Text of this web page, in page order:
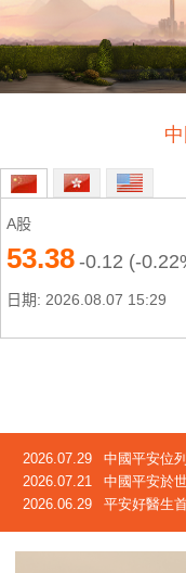
2026.07.29
中國平安位列
2026.07.21
中國平安於世
2026.06.29
平安好醫生首席執行